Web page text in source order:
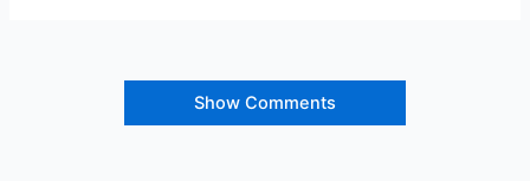
Show Comments